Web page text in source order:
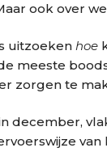
ook over
uitzoeken hoe
meeste
zorgen te
december,